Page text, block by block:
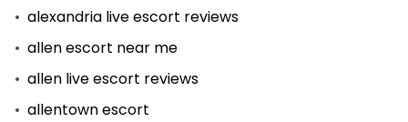
alexandria live escort reviews
allen escort near me
allen live escort reviews
allentown escort